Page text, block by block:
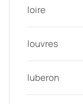
loire
louvres
luberon